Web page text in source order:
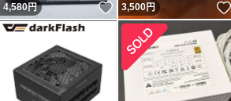
4,580円 いいね！
3,500円